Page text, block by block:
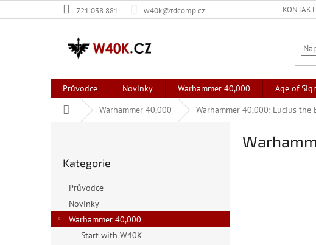
na
721 038 881 w40k@tdcomp.cz KONTAKT
Průvodce Novinky Warhammer 40,000 Age of
Domů Warhammer 40,000 Warhammer 40,000: Lucius the
n
kategorie
Kategorie
Průvodce
Novinky
Warhammer 40,000
Start with W40K